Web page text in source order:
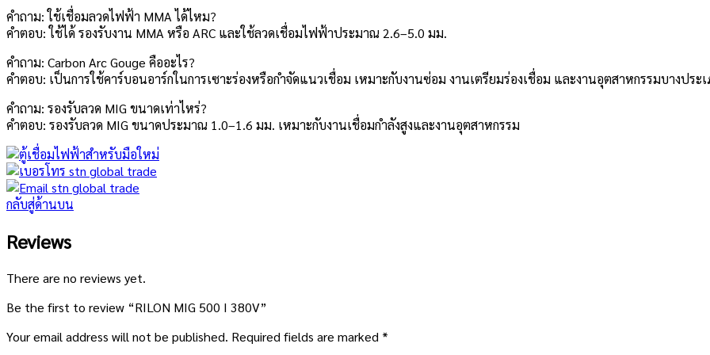
คำถาม: ใช้เชื่อมลวดไฟฟ้า MMA ได้ไหม?
คำตอบ: ใช้ได้ รองรับงาน MMA หรือ ARC และใช้ลวดเชื่อมไฟฟ้าประมาณ 2.6–5.0 มม.
คำถาม: Carbon Arc Gouge คืออะไร?
คำตอบ: เป็นการใช้คาร์บอนอาร์กในการเซาะร่องหรือกำจัดแนวเชื่อม เหมาะกับงานซ่อม งานเตรียมร่องเชื่อม และงานอุตสาหกรรมบางประ
คำถาม: รองรับลวด MIG ขนาดเท่าไหร่?
คำตอบ: รองรับลวด MIG ขนาดประมาณ 1.0–1.6 มม. เหมาะกับงานเชื่อมกำลังสูงและงานอุตสาหกรรม
กลับสู่ด้านบน
Reviews
There are no reviews yet.
Be the first to review “RILON MIG 500 I 380V”
Your email address will not be published. Required fields are marked *